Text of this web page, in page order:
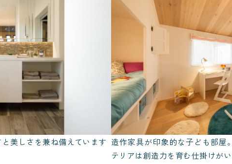
美しさを兼ね備えています 造作家具が印象的な子ども部屋
テリアは創造力を育む仕掛けが